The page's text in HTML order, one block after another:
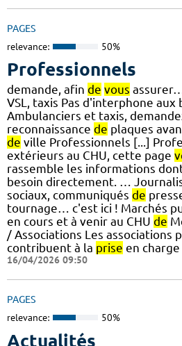
PAGES
relevance: 50%
Professionnels
demande, afin de vous
VSL, taxis Pas d'interphone aux
Ambulanciers et taxis,
reconnaissance de plaques
de ville Professionnels [...]
extérieurs au CHU, cette page
rassemble les informations
besoin directement. …
sociaux, communiqués de
tournage… c'est ici ! Marchés
en cours et à venir au CHU de
/ Associations Les associations
contribuent à la prise en charge
16/04/2026 09:50
PAGES
relevance: 50%
Actualités